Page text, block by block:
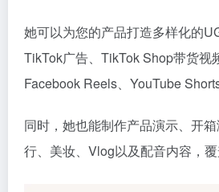
她可以为您的产品打造多样化的
TikTok广告、TikTok Shop带货视
Facebook Reels、YouTube Shorts
同时，她也能制作产品演示、开
行、美妆、Vlog以及配音内容，覆